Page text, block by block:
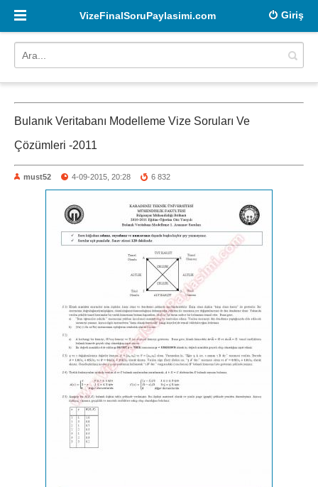
Giriş
VizeFinalSoruPaylasimi.com
Bulanık Veritabanı Modelleme Vize Soruları Ve
Çözümleri -2011
must52 4-09-2015, 20:28 6 832